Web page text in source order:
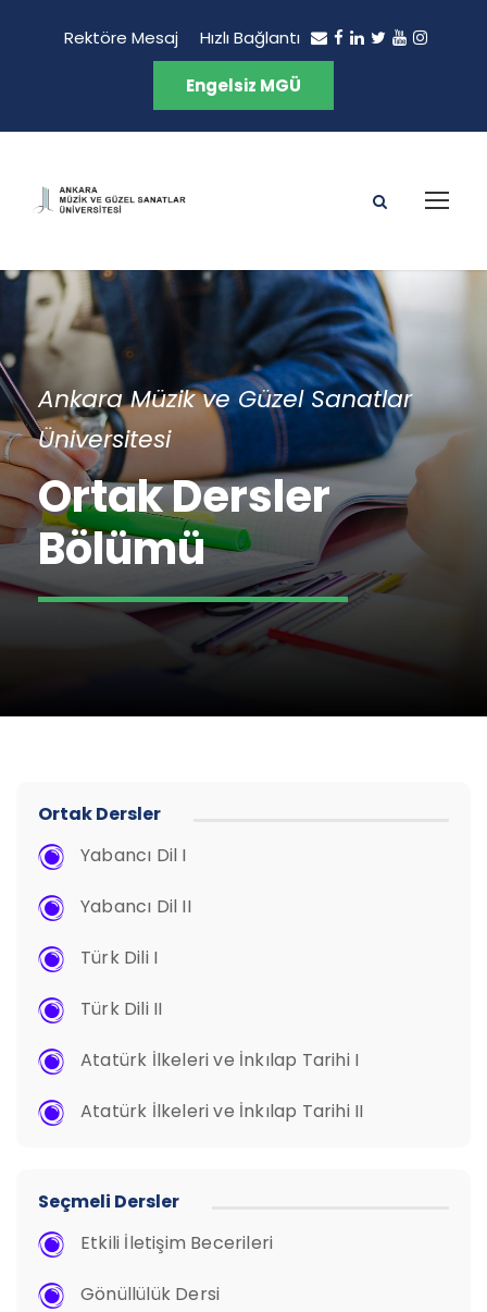
Rektöre Mesaj Hızlı Bağlantı
Engelsiz MGÜ
Ankara Müzik ve Güzel Sanatlar
Üniversitesi
Ortak Dersler
Bölümü
Ortak Dersler
Yabancı Dil I
Yabancı Dil II
Türk Dili I
Türk Dili II
Atatürk İlkeleri ve İnkılap Tarihi I
Atatürk İlkeleri ve İnkılap Tarihi II
Seçmeli Dersler
Etkili İletişim Becerileri
Gönüllülük Dersi